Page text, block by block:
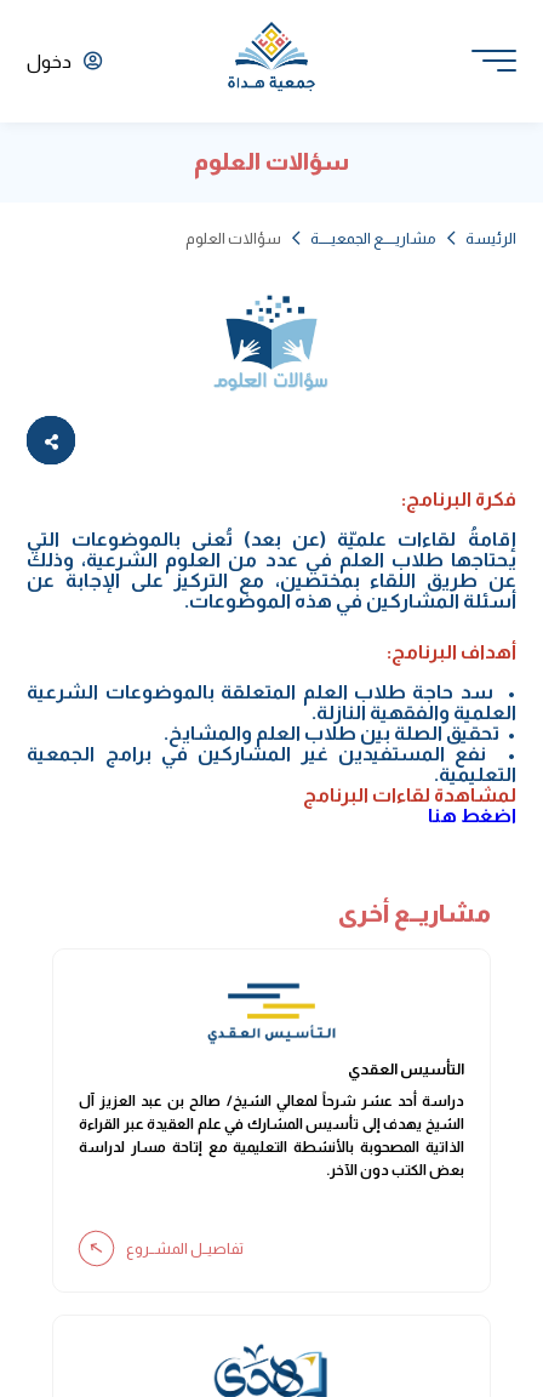
دخول
سؤالات العلوم
الرئيسة مشاريـــــع الجمعيـــــة سؤالات العلوم
فكرة البرنامج:
إقامةُ لقاءات علميّة (عن بعد) تُعنى بالموضوعات التي
يحتاجها طلاب العلم في عدد من العلوم الشرعية، وذلك
عن طريق اللقاء بمختصين، مع التركيز على الإجابة عن
أسئلة المشاركين في هذه الموضوعات.
أهداف البرنامج:
• سد حاجة طلاب العلم المتعلقة بالموضوعات الشرعية
العلمية والفقهية النازلة.
• تحقيق الصلة بين طلاب العلم والمشايخ.
• نفع المستفيدين غير المشاركين في برامج الجمعية
التعليمية.
لمشاهدة لقاءات البرنامج
اضغط هنا
مشاريــع أخرى
التأسيس العقدي
دراسة أحد عشر شرحاً لمعالي الشيخ/ صالح بن عبد العزيز آل
الشيخ يهدف إلى تأسيس المشارك في علم العقيدة عبر القراءة
الذاتية المصحوبة بالأنشطة التعليمية مع إتاحة مسار لدراسة
بعض الكتب دون الآخر.
تفاصيــل المشــروع